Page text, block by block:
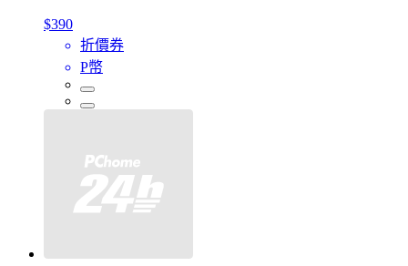
$390
折價券
P幣